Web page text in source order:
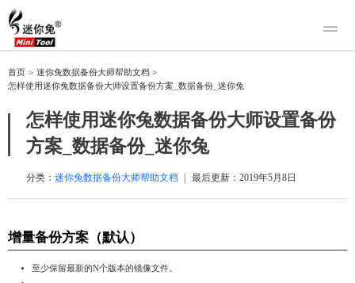
产品
迷你兔数据恢复
迷你兔数据备份
购买
帮助中心
关于我们
关于迷你兔
联系我们
首页 > 迷你兔数据备份大师帮助文档 >
怎样使用迷你兔数据备份大师设置备份方案_数据备份_迷你兔
怎样使用迷你兔数据备份大师设置备份
方案_数据备份_迷你兔
分类： 迷你兔数据备份大师帮助文档 最后更新： 2019年5月8日
增量备份方案（默认）
至少保留最新的N个版本的镜像文件。